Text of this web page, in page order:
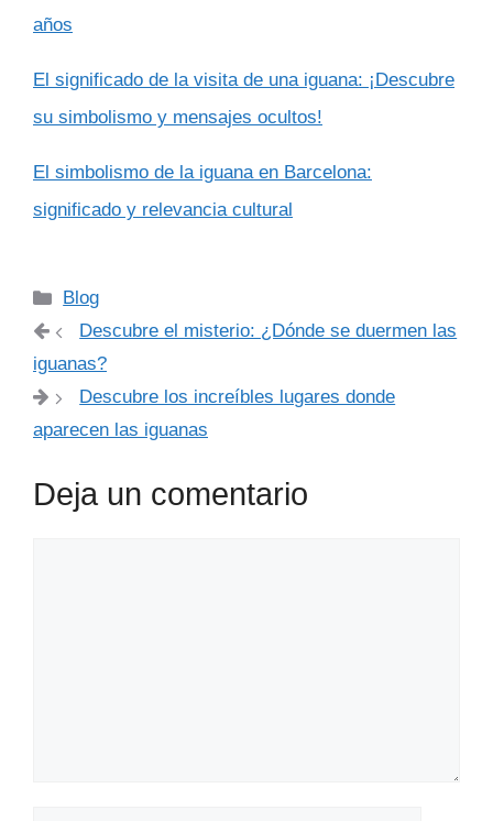
años
El significado de la visita de una iguana: ¡Descubre
su simbolismo y mensajes ocultos!
El simbolismo de la iguana en Barcelona:
significado y relevancia cultural
Categorías
Blog
Descubre el misterio: ¿Dónde se duermen las
iguanas?
Descubre los increíbles lugares donde
aparecen las iguanas
Deja un comentario